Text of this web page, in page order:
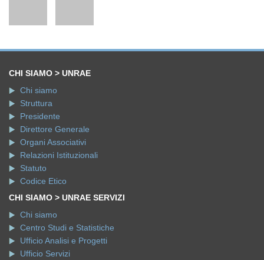
CHI SIAMO > UNRAE
Chi siamo
Struttura
Presidente
Direttore Generale
Organi Associativi
Relazioni Istituzionali
Statuto
Codice Etico
CHI SIAMO > UNRAE SERVIZI
Chi siamo
Centro Studi e Statistiche
Ufficio Analisi e Progetti
Ufficio Servizi